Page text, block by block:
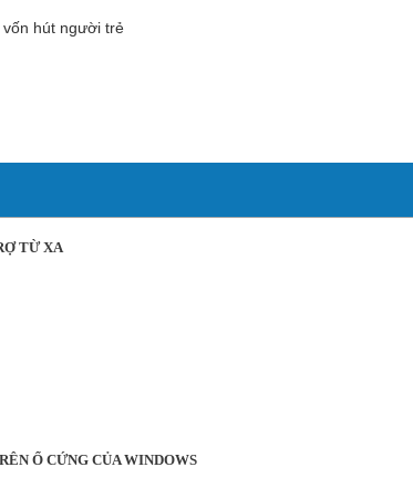
vốn hút người trẻ
TỪ XA
Ổ CỨNG CỦA WINDOWS